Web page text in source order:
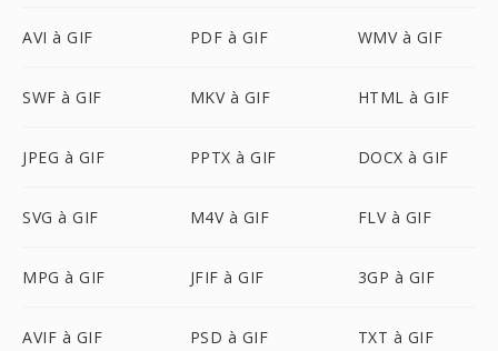
AVI à GIF PDF à GIF WMV à GIF
SWF à GIF MKV à GIF HTML à GIF
JPEG à GIF PPTX à GIF DOCX à GIF
SVG à GIF M4V à GIF FLV à GIF
MPG à GIF JFIF à GIF 3GP à GIF
AVIF à GIF PSD à GIF TXT à GIF